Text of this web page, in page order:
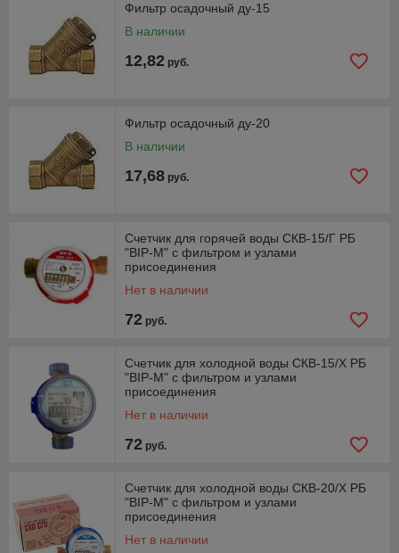
Фильтр осадочный ду-15
В наличии
12,82 руб.
Фильтр осадочный ду-20
В наличии
17,68 руб.
Счетчик для горячей воды СКВ-15/Г РБ
"ВIР-М" с фильтром и узлами
присоединения
Нет в наличии
72 руб.
Счетчик для холодной воды СКВ-15/Х РБ
"ВIР-М" с фильтром и узлами
присоединения
Нет в наличии
72 руб.
Счетчик для холодной воды СКВ-20/Х РБ
"ВIР-М" с фильтром и узлами
присоединения
Нет в наличии